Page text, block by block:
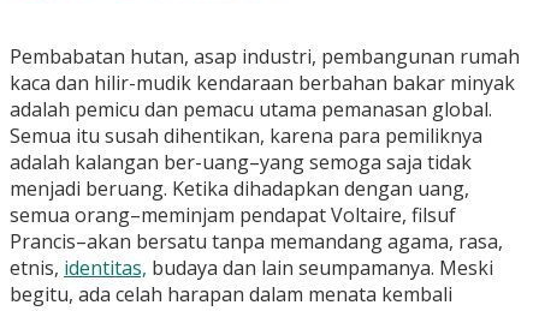
Pembabatan hutan, asap industri, pembangunan rumah
kaca dan hilir-mudik kendaraan berbahan bakar minyak
adalah pemicu dan pemacu utama pemanasan global.
Semua itu susah dihentikan, karena para pemiliknya
adalah kalangan ber-uang–yang semoga saja tidak
menjadi beruang. Ketika dihadapkan dengan uang,
semua orang–meminjam pendapat Voltaire, filsuf
Prancis–akan bersatu tanpa memandang agama, rasa,
etnis, identitas, budaya dan lain seumpamanya. Meski
begitu, ada celah harapan dalam menata kembali